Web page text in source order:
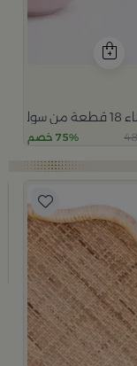
75% خصم